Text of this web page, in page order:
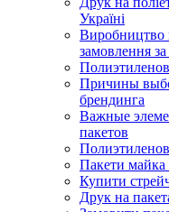
Україні
Виробництво
замовлення
Причины
брендинга
Важные
пакетов
Пакети майка
Купити
Друк на